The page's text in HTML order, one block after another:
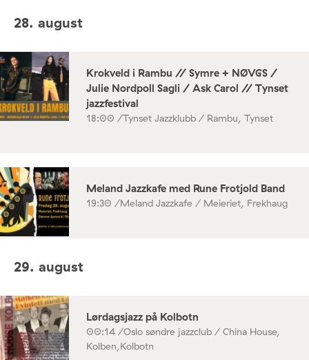
28. august
Krokveld i Rambu // Symre + NØVGS /
Julie Nordpoll Sagli / Ask Carol // Tynset
jazzfestival
18:00 /Tynset Jazzklubb / Rambu, Tynset
Meland Jazzkafe med Rune Frotjold Band
19:30 /Meland Jazzkafe / Meieriet, Frekhaug
29. august
Lørdagsjazz på Kolbotn
00:14 /Oslo søndre jazzclub / China House,
Kolben,Kolbotn